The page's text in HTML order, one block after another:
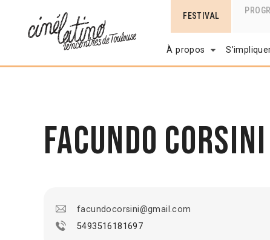
FESTIVAL
À propos
Facundo Corsini
facundocorsini@gmail.com
5493516181697